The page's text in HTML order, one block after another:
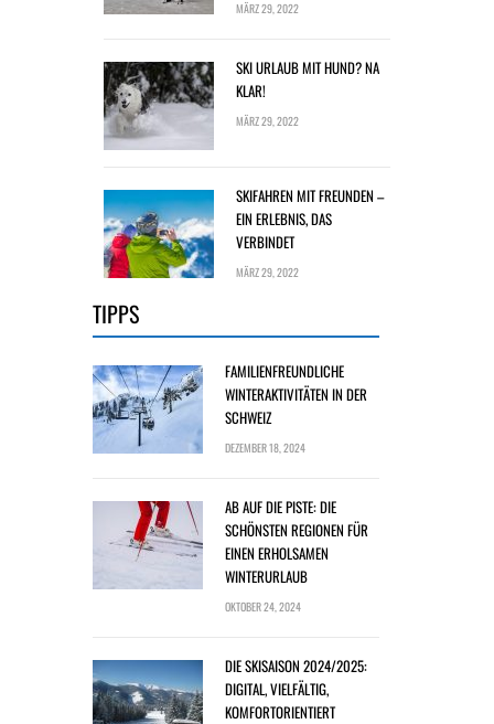
MÄRZ 29, 2022
SKI URLAUB MIT HUND? NA
KLAR!
MÄRZ 29, 2022
SKIFAHREN MIT FREUNDEN –
EIN ERLEBNIS, DAS
VERBINDET
MÄRZ 29, 2022
TIPPS
FAMILIENFREUNDLICHE
WINTERAKTIVITÄTEN IN DER
SCHWEIZ
DEZEMBER 18, 2024
AB AUF DIE PISTE: DIE
SCHÖNSTEN REGIONEN FÜR
EINEN ERHOLSAMEN
WINTERURLAUB
OKTOBER 24, 2024
DIE SKISAISON 2024/2025:
DIGITAL, VIELFÄLTIG,
KOMFORTORIENTIERT